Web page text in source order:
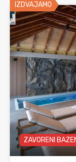
IZDVAJAMO
ZAVORENI